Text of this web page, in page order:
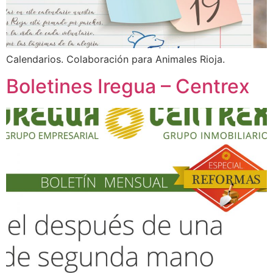
Calendarios. Colaboración para Animales Rioja.
Boletines Iregua – Centrex